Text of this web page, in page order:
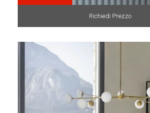
Richiedi Prezzo